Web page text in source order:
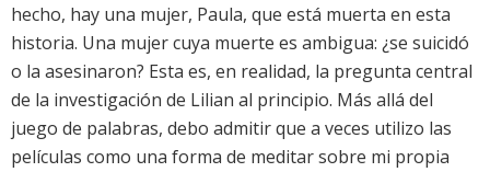
hecho, hay una mujer, Paula, que está muerta en esta
historia. Una mujer cuya muerte es ambigua: ¿se suicidó
o la asesinaron? Esta es, en realidad, la pregunta central
de la investigación de Lilian al principio. Más allá del
juego de palabras, debo admitir que a veces utilizo las
películas como una forma de meditar sobre mi propia